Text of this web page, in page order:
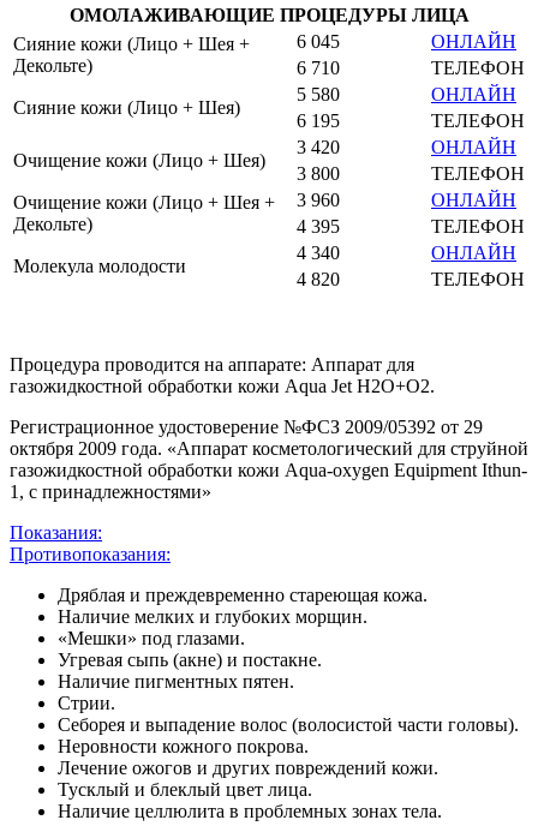
ОМОЛАЖИВАЮЩИЕ ПРОЦЕДУРЫ ЛИЦА
Сияние кожи (Лицо + Шея +
Декольте)
6 045
ОНЛАЙН
6 710
ТЕЛЕФОН
Сияние кожи (Лицо + Шея)
5 580
ОНЛАЙН
6 195
ТЕЛЕФОН
Очищение кожи (Лицо + Шея)
3 420
ОНЛАЙН
3 800
ТЕЛЕФОН
Очищение кожи (Лицо + Шея +
Декольте)
3 960
ОНЛАЙН
4 395
ТЕЛЕФОН
Молекула молодости
4 340
ОНЛАЙН
4 820
ТЕЛЕФОН
Процедура проводится на аппарате: Аппарат для
газожидкостной обработки кожи Aqua Jet H2O+O2.
Регистрационное удостоверение №ФСЗ 2009/05392 от 29
октября 2009 года. «Аппарат косметологический для струйной
газожидкостной обработки кожи Aqua-oxygen Equipment Ithun-
1, с принадлежностями»
Показания:
Противопоказания:
Дряблая и преждевременно стареющая кожа.
Наличие мелких и глубоких морщин.
«Мешки» под глазами.
Угревая сыпь (акне) и постакне.
Наличие пигментных пятен.
Стрии.
Себорея и выпадение волос (волосистой части головы).
Неровности кожного покрова.
Лечение ожогов и других повреждений кожи.
Тусклый и блеклый цвет лица.
Наличие целлюлита в проблемных зонах тела.